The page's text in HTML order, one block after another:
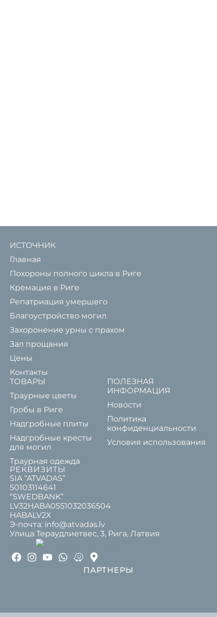
ИСТОЧНИК
Главная
Похороны полного цикла в Риге
Кремация в Риге
Репатриация умершего
Благоустройство могил
Захоронение урны с прахом
Зал прощания
Цены
Контакты
ТОВАРЫ
Траурные цветы
Гробы в Риге
Надгробные плиты
Надгробные кресты
для могил
Траурная одежда
ПОЛЕЗНАЯ
ИНФОРМАЦИЯ
Новости
Политика
конфиденциальности
Условия использования
РЕКВИЗИТЫ
SIA “ATVADAS”
50103114641
“SWEDBANK”
LV32HABA0551032036504
HABALV2X
Э-почта: info@atvadas.lv
Улица Тераудлиетвес, 3, Рига, Латвия
ПАРТНЕРЫ